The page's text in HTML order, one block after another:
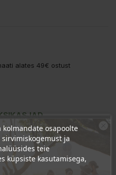
alates 49€ ostust
kolmandate osapoolte
ja
teie
küpsiste kasutamisega,